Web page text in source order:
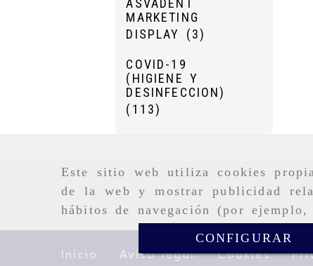
Este sitio web utiliza cookies
de la web y mostrar publicidad
hábitos de navegación (por
CONFIGURAR
ASVADENT
MARKETING
DISPLAY (3)
COVID-19
(HIGIENE Y
DESINFECCION)
(113)
Inicio Aviso legal Cookies